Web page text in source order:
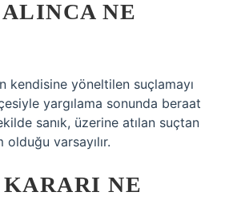
NE
kendisine yöneltilen suçlamayı
yargılama sonunda beraat
sanık, üzerine atılan suçtan
olduğu varsayılır.
NE